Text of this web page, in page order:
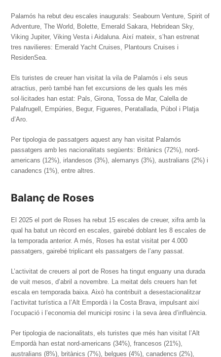
Palamós ha rebut deu escales inaugurals: Seabourn Venture, Spirit of
Adventure, The World, Bolette, Emerald Sakara, Hebridean Sky,
Viking Jupiter, Viking Vesta i Aidaluna. Així mateix, s’han estrenat
tres navilieres: Emerald Yacht Cruises, Plantours Cruises i
ResidenSea.
Els turistes de creuer han visitat la vila de Palamós i els seus
atractius, però també han fet excursions de les quals les més
sol·licitades han estat: Pals, Girona, Tossa de Mar, Calella de
Palafrugell, Empúries, Begur, Figueres, Peratallada, Púbol i Platja
d’Aro.
Per tipologia de passatgers aquest any han visitat Palamós
passatgers amb les nacionalitats següents: Britànics (72%), nord-
americans (12%), irlandesos (3%), alemanys (3%), australians (2%) i
canadencs (1%), entre altres.
Balanç de Roses
El 2025 el port de Roses ha rebut 15 escales de creuer, xifra amb la
qual ha batut un rècord en escales, gairebé doblant les 8 escales de
la temporada anterior. A més, Roses ha estat visitat per 4.000
passatgers, gairebé triplicant els passatgers de l’any passat.
L’activitat de creuers al port de Roses ha tingut enguany una durada
de vuit mesos, d’abril a novembre. La meitat dels creuers han fet
escala en temporada baixa. Això ha contribuït a desestacionalitzar
l’activitat turística a l’Alt Empordà i la Costa Brava, impulsant així
l’ocupació i l’economia del municipi rosinc i la seva àrea d’influència.
Per tipologia de nacionalitats, els turistes que més han visitat l’Alt
Empordà han estat nord-americans (34%), francesos (21%),
australians (8%), britànics (7%), belgues (4%), canadencs (2%),